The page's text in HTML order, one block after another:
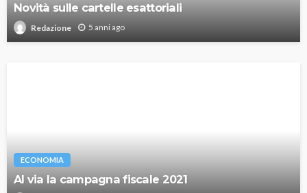
Novità sulle cartelle esattoriali
Redazione 5 anni ago
ECONOMIA
Al via la campagna fiscale 2021